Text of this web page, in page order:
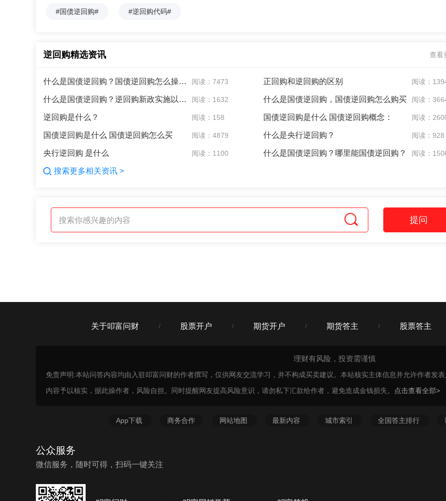
#国债逆回购# #逆回购代码#
逆回购精选资讯 查看
什么是国债逆回购？国债逆回购怎么操作？ 阅读：7473
什么是国债逆回购？逆回购新政实施以来，逆回购更火了？！ 阅读：1632
逆回购是什么？ 阅读：158
国债逆回购是什么 国债逆回购怎么买 阅读：4879
央行逆回购 是什么 阅读：1100
正回购和逆回购的区别 阅读：
什么是国债逆回购，国债逆回购怎么购买 阅读：
国债逆回购是什么 国债逆回购概念： 阅读：
什么是央行逆回购？ 阅读：928
什么是国债逆回购？哪里能国债逆回购？ 阅读：
搜索更多相关资讯 >
提问
关于叩富问财 / 股票开户 / 期货开户 / 期货答主 / 股票答主
理财有风险，投资需谨慎
免责声明:本站问答内容均由入驻叩富问财的作者撰写，仅供网友交流学习，并不构成买卖建议。本站核实主体信息并允许作者发
内容予以核实，据此操作者，风险自担。同时提醒网友提高风险意识，请勿私下汇款给作者，避免造成金钱损失。
点击查看全部>
App下载 商务合作 网站地图 最新内容 城市索引 全国答主排行
公众服务
微信服务，随时可得，扫码一键关注